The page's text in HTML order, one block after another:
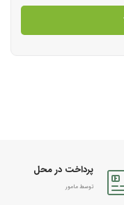
پرداخت در محل
توسط مامور